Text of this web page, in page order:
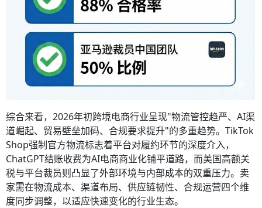
综合来看，2026年初跨境电商行业呈现"物流管控趋严、AI渠
道崛起、贸易壁垒加码、合规要求提升"的多重趋势。TikTok
Shop强制官方物流标志着平台对履约环节的深度介入，
ChatGPT结账收费为AI电商商业化铺平道路，而美国高额关
税与平台裁员则凸显了外部环境与内部成本的双重压力。卖
家需在物流成本、渠道布局、供应链韧性、合规运营四个维
度同步调整，以适应快速变化的行业生态。